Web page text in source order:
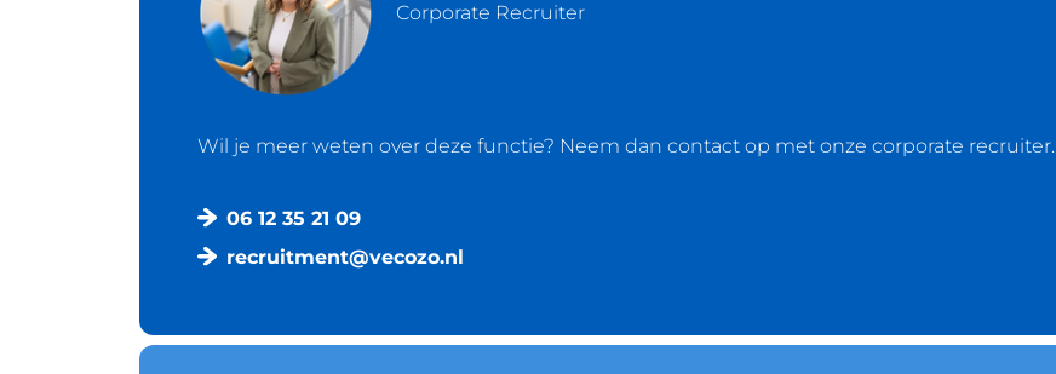
Corporate Recruiter
Wil je meer weten over deze functie? Neem dan contact op met onze corporate recruiter.
06 12 35 21 09
recruitment@vecozo.nl